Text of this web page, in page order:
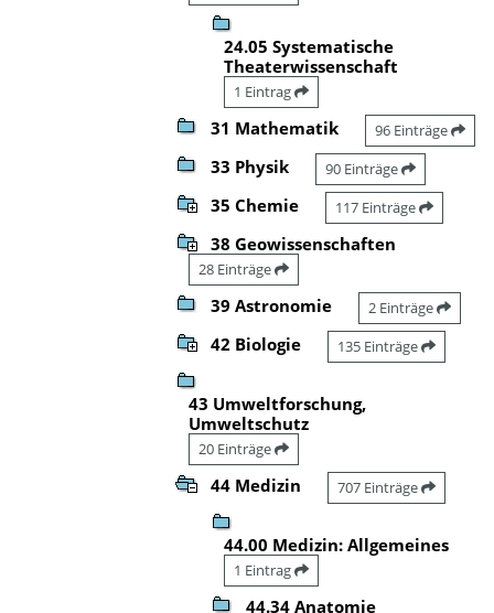
24.05 Systematische
Theaterwissenschaft
1 Eintrag
31 Mathematik 96 Einträge
33 Physik 90 Einträge
35 Chemie 117 Einträge
38 Geowissenschaften
28 Einträge
39 Astronomie 2 Einträge
42 Biologie 135 Einträge
43 Umweltforschung,
Umweltschutz
20 Einträge
44 Medizin 707 Einträge
44.00 Medizin: Allgemeines
1 Eintrag
44.34 Anatomie